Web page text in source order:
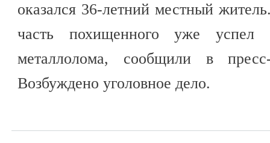
оказался 36-летний местный
часть похищенного уже
металлолома, сообщили в
Возбуждено уголовное дело.